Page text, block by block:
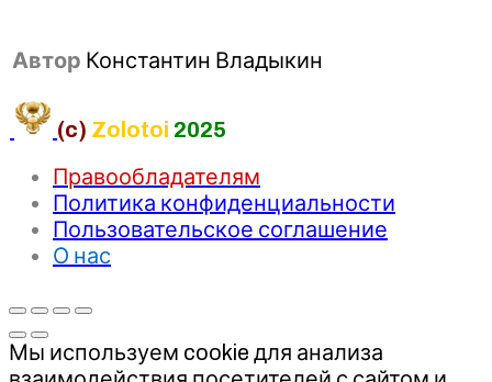
Автор Константин Владыкин
(c) Zolotoi 2025
Правообладателям
Политика конфиденциальности
Пользовательское соглашение
О нас
Мы используем cookie для анализа